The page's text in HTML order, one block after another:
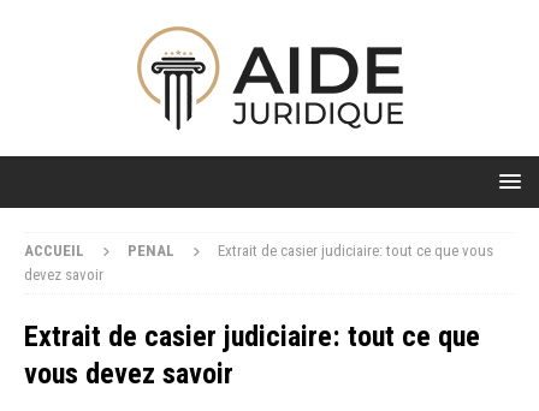
ACCUEIL PENAL
Extrait de casier judiciaire: tout ce que vous
devez savoir
Extrait de casier judiciaire: tout ce que
vous devez savoir